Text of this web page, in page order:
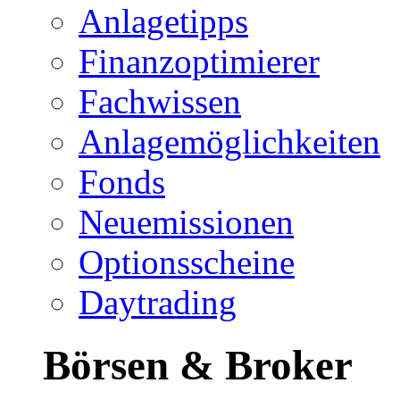
Anlagetipps
Finanzoptimierer
Fachwissen
Anlagemöglichkeiten
Fonds
Neuemissionen
Optionsscheine
Daytrading
Börsen & Broker